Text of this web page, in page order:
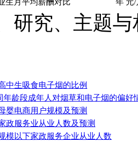
生月平均薪酬对比
年 元/
研究、主题
中生吸食电子烟的比例
年龄段成年人对烟草和电子烟的偏好
婴电商用户规模及预测
政服务业从业人数及预测
模以下家政服务企业从业人数